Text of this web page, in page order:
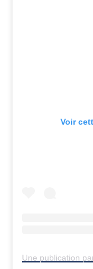
Voir